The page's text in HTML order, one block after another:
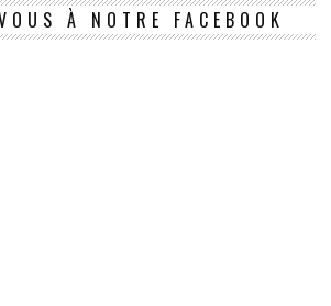
À NOTRE FACEBOOK